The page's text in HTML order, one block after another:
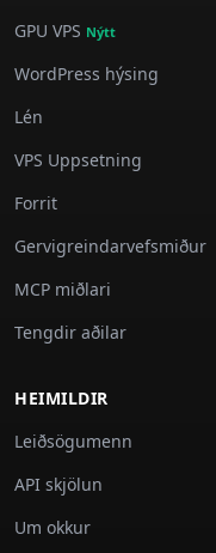
GPU VPS Nýtt
WordPress hýsing
Lén
VPS Uppsetning
Forrit
Gervigreindarvefsmiður
MCP miðlari
Tengdir aðilar
HEIMILDIR
Leiðsögumenn
API skjölun
Um okkur